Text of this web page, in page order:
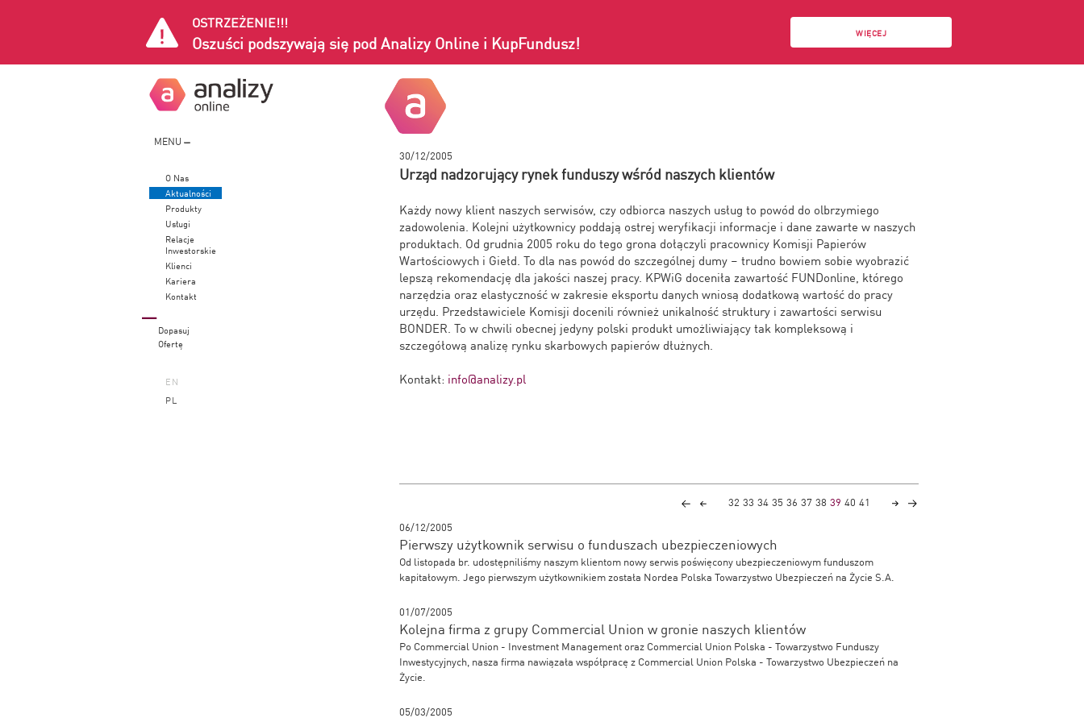
OSTRZEŻENIE!!!
Oszuści podszywają się pod Analizy Online i KupFundusz! WIĘCEJ
MENU
O Nas
Aktualności
Produkty
Usługi
Relacje
Inwestorskie
Klienci
Kariera
Kontakt
Dopasuj
Ofertę
EN
PL
30/12/2005
Urząd nadzorujący rynek funduszy wśród naszych klientów
Każdy nowy klient naszych serwisów, czy odbiorca naszych usług to powód do olbrzymiego
zadowolenia. Kolejni użytkownicy poddają ostrej weryfikacji informacje i dane zawarte w naszych
produktach. Od grudnia 2005 roku do tego grona dołączyli pracownicy Komisji Papierów
Wartościowych i Giełd. To dla nas powód do szczególnej dumy – trudno bowiem sobie wyobrazić
lepszą rekomendację dla jakości naszej pracy. KPWiG doceniła zawartość FUNDonline, którego
narzędzia oraz elastyczność w zakresie eksportu danych wniosą dodatkową wartość do pracy
urzędu. Przedstawiciele Komisji docenili również unikalność struktury i zawartości serwisu
BONDER. To w chwili obecnej jedyny polski produkt umożliwiający tak kompleksową i
szczegółową analizę rynku skarbowych papierów dłużnych.
Kontakt: info@analizy.pl
32 33 34 35 36 37 38 39 40 41
06/12/2005
Pierwszy użytkownik serwisu o funduszach ubezpieczeniowych
Od listopada br. udostępniliśmy naszym klientom nowy serwis poświęcony ubezpieczeniowym funduszom
kapitałowym. Jego pierwszym użytkownikiem została Nordea Polska Towarzystwo Ubezpieczeń na Życie S.A.
01/07/2005
Kolejna firma z grupy Commercial Union w gronie naszych klientów
Po Commercial Union - Investment Management oraz Commercial Union Polska - Towarzystwo Funduszy
Inwestycyjnych, nasza firma nawiązała współpracę z Commercial Union Polska - Towarzystwo Ubezpieczeń na
Życie.
05/03/2005